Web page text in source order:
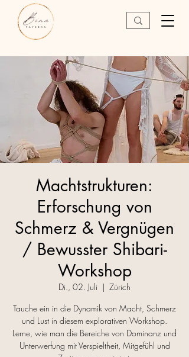
Machtstrukturen:
Erforschung von
Schmerz & Vergnügen
/ Bewusster Shibari-
Workshop
Di., 02. Juli
  |
Zürich
Tauche ein in die Dynamik von Macht, Schmerz
und Lust in diesem explorativen Workshop.
Lerne, wie man die Bereiche von Dominanz und
Unterwerfung mit Verspieltheit, Mitgefühl und